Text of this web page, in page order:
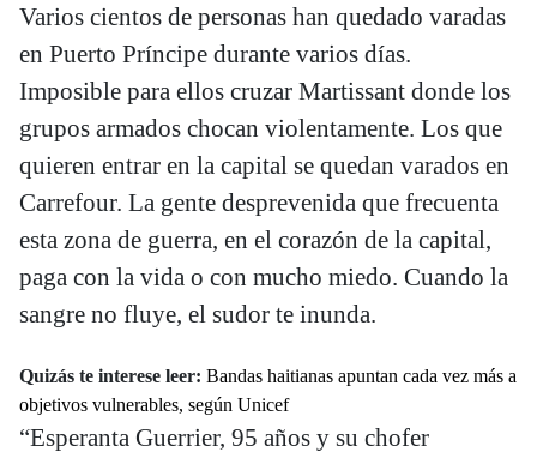
Varios cientos de personas han quedado varadas
en Puerto Príncipe durante varios días.
Imposible para ellos cruzar Martissant donde los
grupos armados chocan violentamente. Los que
quieren entrar en la capital se quedan varados en
Carrefour. La gente desprevenida que frecuenta
esta zona de guerra, en el corazón de la capital,
paga con la vida o con mucho miedo. Cuando la
sangre no fluye, el sudor te inunda.
Quizás te interese leer: Bandas haitianas apuntan cada vez más a
objetivos vulnerables, según Unicef
“Esperanta Guerrier, 95 años y su chofer